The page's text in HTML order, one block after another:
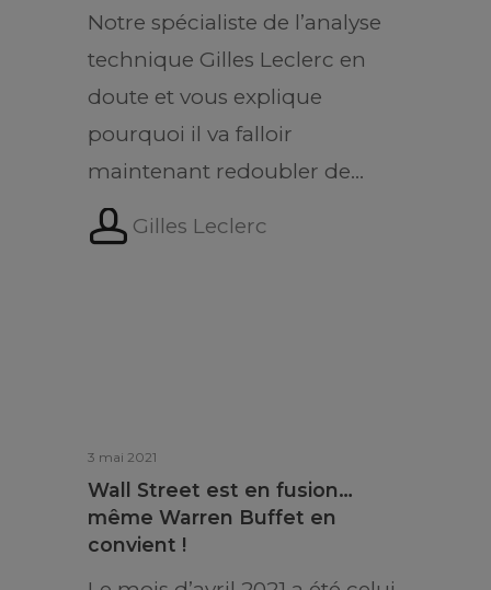
Notre spécialiste de l’analyse
technique Gilles Leclerc en
doute et vous explique
pourquoi il va falloir
maintenant redoubler de…
Gilles Leclerc
3 mai 2021
Wall Street est en fusion…
même Warren Buffet en
convient !